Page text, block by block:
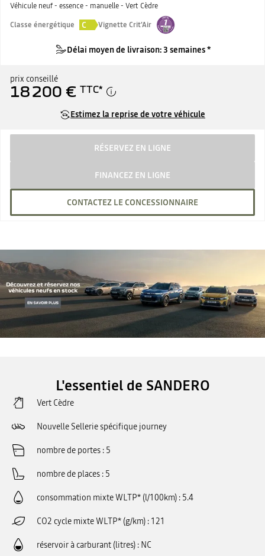
Véhicule neuf - essence - manuelle - Vert Cèdre
Classe énergétique
C Vignette Crit'Air
Délai moyen de livraison: 3 semaines *
prix conseillé
18 200 € TTC*
Estimez la reprise de votre véhicule
RÉSERVEZ EN LIGNE
FINANCEZ EN LIGNE
CONTACTEZ LE CONCESSIONNAIRE
L'essentiel de SANDERO
Vert Cèdre
Nouvelle Sellerie spécifique journey
nombre de portes 5
nombre de places 5
consommation mixte WLTP* (l/100km) 5.4
CO2 cycle mixte WLTP* (g/km) 121
réservoir à carburant (litres) NC